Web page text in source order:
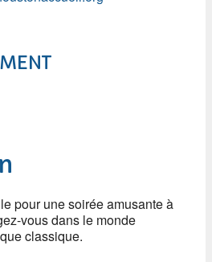
pour une soirée amusante à
vous dans le monde
classique.